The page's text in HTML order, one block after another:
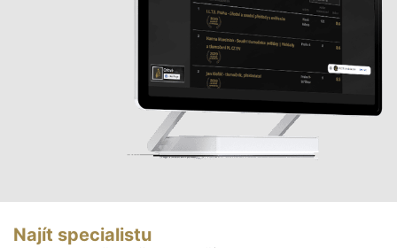
Najít specialistu